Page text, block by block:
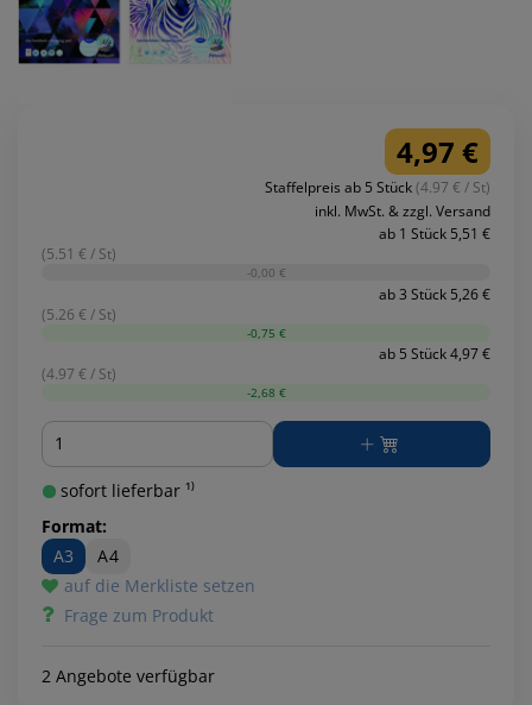
4,97 €
Staffelpreis ab 5 Stück(4.97 € / St)
inkl. MwSt. & zzgl. Versand
ab 1 Stück 5,51 €
(5.51 € / St)
-0,00 €
ab 3 Stück 5,26 €
(5.26 € / St)
-0,75 €
ab 5 Stück 4,97 €
(4.97 € / St)
-2,68 €
Menge
sofort lieferbar ¹⁾
Format:
A3
A4
auf die Merkliste setzen
Frage zum Produkt
2 Angebote verfügbar